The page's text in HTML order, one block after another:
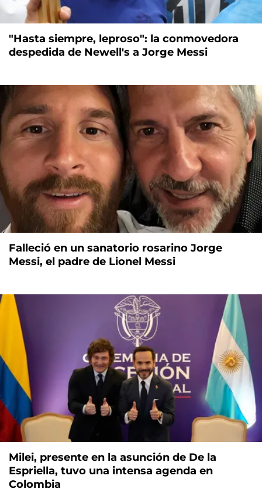
"Hasta siempre, leproso": la conmovedora
despedida de Newell's a Jorge Messi
Falleció en un sanatorio rosarino Jorge
Messi, el padre de Lionel Messi
Milei, presente en la asunción de De la
Espriella, tuvo una intensa agenda en
Colombia